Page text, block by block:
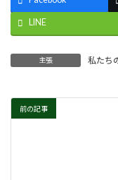
LINE
主張 私たち
前の記事